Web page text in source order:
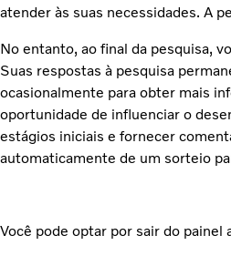
atender às suas necessidades. A
No entanto, ao final da pesquisa,
Suas respostas à pesquisa
ocasionalmente para obter mais
oportunidade de influenciar o
estágios iniciais e fornecer
automaticamente de um sorteio
Você pode optar por sair do painel